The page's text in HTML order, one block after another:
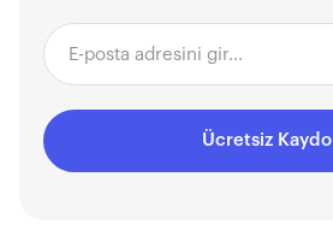
Ücretsiz Kaydol